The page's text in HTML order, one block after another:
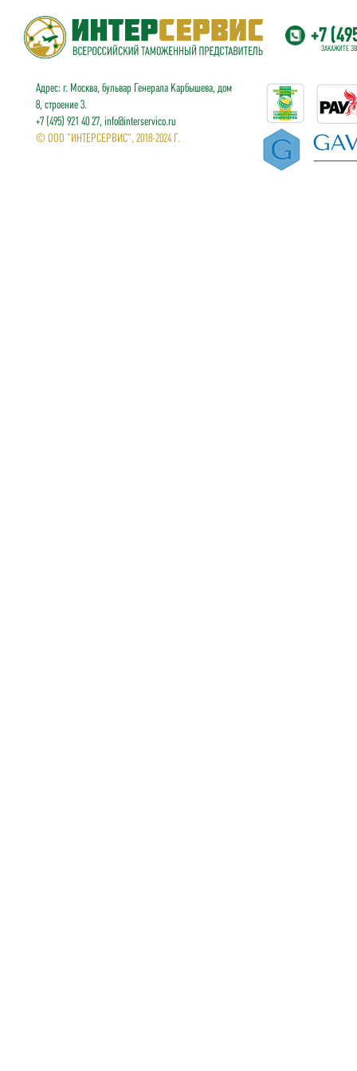
+7
ЗАКАЖИТЕ
Адрес: г. Москва, бульвар Генерала Карбышева, дом
8, строение 3.
+7 (495) 921 40 27, info@interservico.ru
© ООО "ИНТЕРСЕРВИС", 2018-2024 Г.